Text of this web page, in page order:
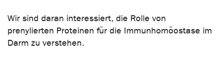
Wir sind daran interessiert, die Rolle von
prenylierten Proteinen für die Immunhomöostase im
Darm zu verstehen.